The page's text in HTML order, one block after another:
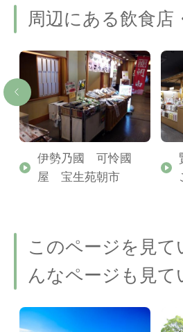
周辺にある飲食店
伊勢乃國 可怜國
屋 宝生苑朝市
このページを見て
んなページも見て